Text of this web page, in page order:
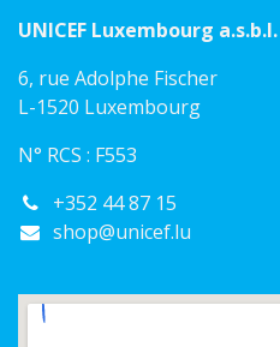
UNICEF Luxembourg a.s.b.l.
6, rue Adolphe Fischer
L-1520 Luxembourg
N° RCS : F553
+352 44 87 15
shop@unicef.lu